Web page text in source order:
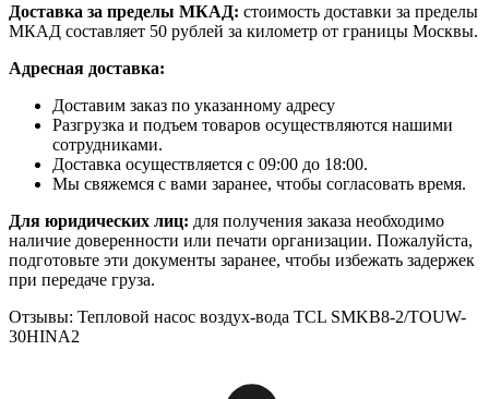
Доставка за пределы МКАД: стоимость доставки за пределы
МКАД составляет 50 рублей за километр от границы Москвы.
Адресная доставка:
Доставим заказ по указанному адресу
Разгрузка и подъем товаров осуществляются нашими
сотрудниками.
Доставка осуществляется с 09:00 до 18:00.
Мы свяжемся с вами заранее, чтобы согласовать время.
Для юридических лиц: для получения заказа необходимо
наличие доверенности или печати организации. Пожалуйста,
подготовьте эти документы заранее, чтобы избежать задержек
при передаче груза.
Отзывы: Тепловой насос воздух-вода TCL SMKB8-2/TOUW-
30HINA2